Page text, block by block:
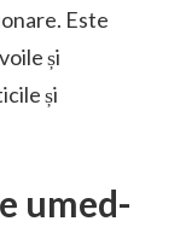
Este
și
și
umed-